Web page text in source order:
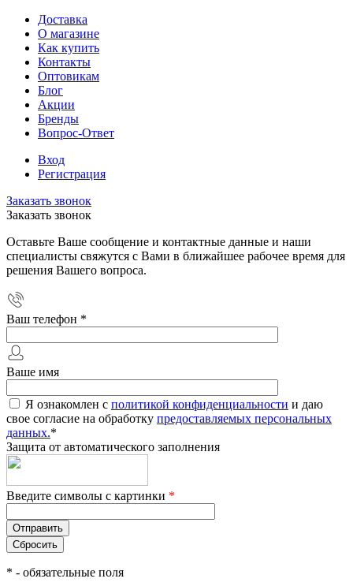
Доставка
О магазине
Как купить
Контакты
Оптовикам
Блог
Акции
Бренды
Вопрос-Ответ
Вход
Регистрация
Заказать звонок
Заказать звонок
Оставьте Ваше сообщение и контактные данные и наши
специалисты свяжутся с Вами в ближайшее рабочее время для
решения Вашего вопроса.
Ваш телефон *
Ваше имя
Я ознакомлен с политикой конфиденциальности и даю
свое согласие на обработку предоставляемых персональных
данных.*
Защита от автоматического заполнения
Введите символы с картинки *
* - обязательные поля